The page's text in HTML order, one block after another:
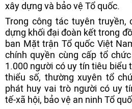
xây dựng và bảo vệ Tổ quốc.
Trong công tác tuyên truyền,
dựng khối đại đoàn kết trong
ban Mặt trận Tổ quốc Việt
chính quyền cùng cấp tổ
1.000 người có uy tín tiêu biểu
thiểu số, thường xuyên tổ
phát huy vai trò người có uy
tế-xã hội, bảo vệ an ninh Tổ